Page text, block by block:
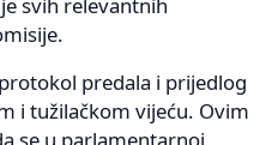
predala i prijedlog
i tužilačkom vijeću. Ovim
se u parlamentarnoj